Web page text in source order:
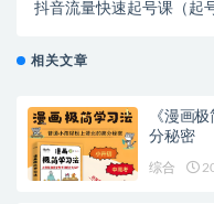
抖音流量快速起号课（起
相关文章
《漫画
分秘密
综合